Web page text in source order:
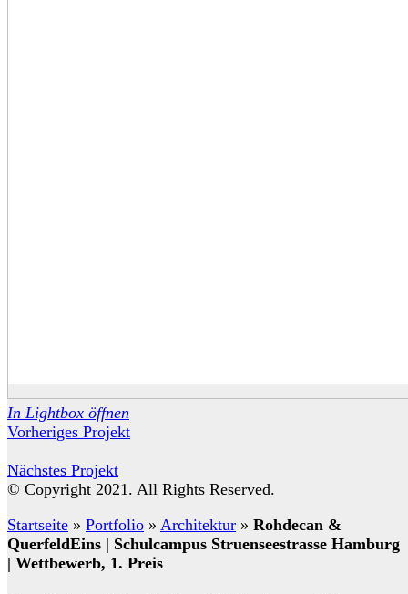
In Lightbox öffnen
Vorheriges Projekt
Nächstes Projekt
© Copyright 2021. All Rights Reserved.
Startseite » Portfolio » Architektur » Rohdecan &
QuerfeldEins | Schulcampus Struenseestrasse Hamburg
| Wettbewerb, 1. Preis